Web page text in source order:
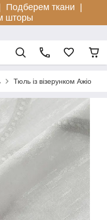
Подберем ткани |
шторы
Тюль із візерунком Ажіо